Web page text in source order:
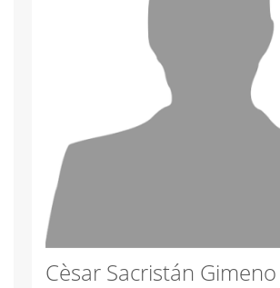
Cèsar Sacristán Gimeno